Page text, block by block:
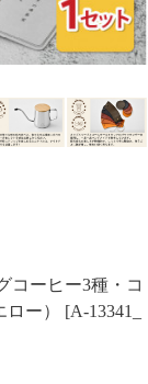
コーヒー3種・コ
13341_